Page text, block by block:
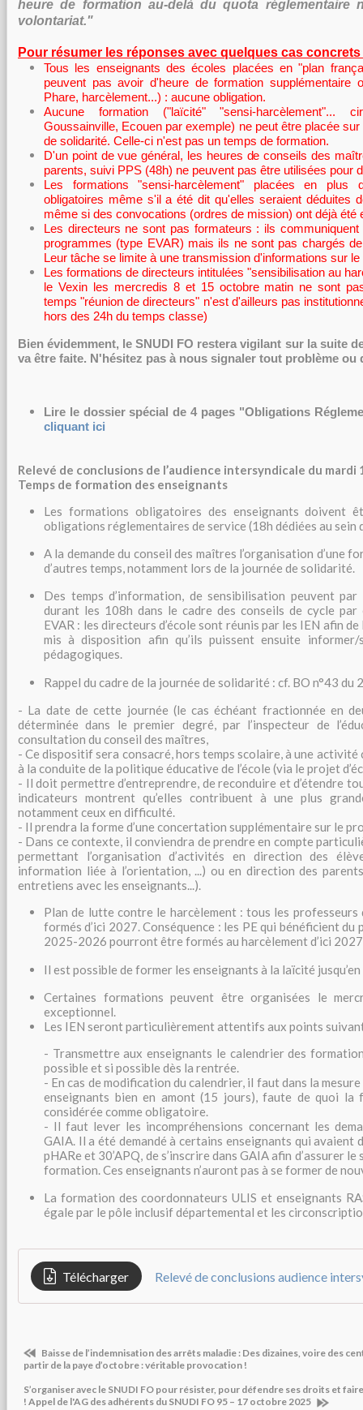
heure de formation au-delà du quota réglementaire
volontariat."
Pour résumer les réponses avec quelques cas
Tous les enseignants des écoles placées en "plan
peuvent pas avoir d'heure de formation supplémentaire
Phare, harcèlement...) : aucune obligation.
Aucune formation ("laïcité" "sensi-harcèlement"...
Goussainville, Ecouen par exemple) ne peut être placée
de solidarité. Celle-ci n'est pas un temps de formation.
D'un point de vue général, les heures de conseils des
parents, suivi PPS (48h) ne peuvent pas être utilisées pour
Les formations "sensi-harcèlement" placées en
obligatoires même s'il a été dit qu'elles seraient déduites
même si des convocations (ordres de mission) ont déjà été
Les directeurs ne sont pas formateurs : ils
programmes (type EVAR) mais ils ne sont pas chargés
Leur tâche se limite à une transmission d'informations sur le
Les formations de directeurs intitulées "sensibilisation au
le Vexin les mercredis 8 et 15 octobre matin ne sont
temps "réunion de directeurs" n'est d'ailleurs pas
hors des 24h du temps classe)
Bien évidemment, le SNUDI FO restera vigilant sur la suite
va être faite. N'hésitez pas à nous signaler tout problème
Lire le dossier spécial de 4 pages "Obligations
cliquant ici
Relevé de conclusions de l’audience intersyndicale du
Temps de formation des enseignants
Les formations obligatoires des enseignants doivent
obligations réglementaires de service (18h dédiées au sein
A la demande du conseil des maîtres l’organisation d’une
d’autres temps, notamment lors de la journée de solidarité.
Des temps d’information, de sensibilisation peuvent
durant les 108h dans le cadre des conseils de cycle par
EVAR : les directeurs d’école sont réunis par les IEN afin
mis à disposition afin qu’ils puissent ensuite informer/
pédagogiques.
Rappel du cadre de la journée de solidarité : cf. BO n°43 du
- La date de cette journée (le cas échéant fractionnée en
déterminée dans le premier degré, par l’inspecteur de
consultation du conseil des maîtres,
- Ce dispositif sera consacré, hors temps scolaire, à une
à la conduite de la politique éducative de l’école (via le projet
- Il doit permettre d’entreprendre, de reconduire et d’étendre
indicateurs montrent qu’elles contribuent à une plus
notamment ceux en difficulté.
- Il prendra la forme d’une concertation supplémentaire sur le
- Dans ce contexte, il conviendra de prendre en compte
permettant l’organisation d’activités en direction des
information liée à l’orientation, ...) ou en direction des
entretiens avec les enseignants...).
Plan de lutte contre le harcèlement : tous les
formés d’ici 2027. Conséquence : les PE qui bénéficient du
2025-2026 pourront être formés au harcèlement d’ici
Il est possible de former les enseignants à la laïcité
Certaines formations peuvent être organisées le
exceptionnel.
Les IEN seront particulièrement attentifs aux points
- Transmettre aux enseignants le calendrier des
possible et si possible dès la rentrée.
- En cas de modification du calendrier, il faut dans la
enseignants bien en amont (15 jours), faute de quoi la
considérée comme obligatoire.
- Il faut lever les incompréhensions concernant les
GAIA. Il a été demandé à certains enseignants qui avaient
pHARe et 30’APQ, de s’inscrire dans GAIA afin d’assurer
formation. Ces enseignants n’auront pas à se former de
La formation des coordonnateurs ULIS et enseignants
égale par le pôle inclusif départemental et les
Télécharger Relevé de conclusions audience
Baisse de l’indemnisation des arrêts maladie : Des dizaines, voire des
partir de la paye d’octobre : véritable provocation !
S’organiser avec le SNUDI FO pour résister, pour défendre ses droits et
! Appel de l'AG des adhérents du SNUDI FO 95 – 17 octobre 2025